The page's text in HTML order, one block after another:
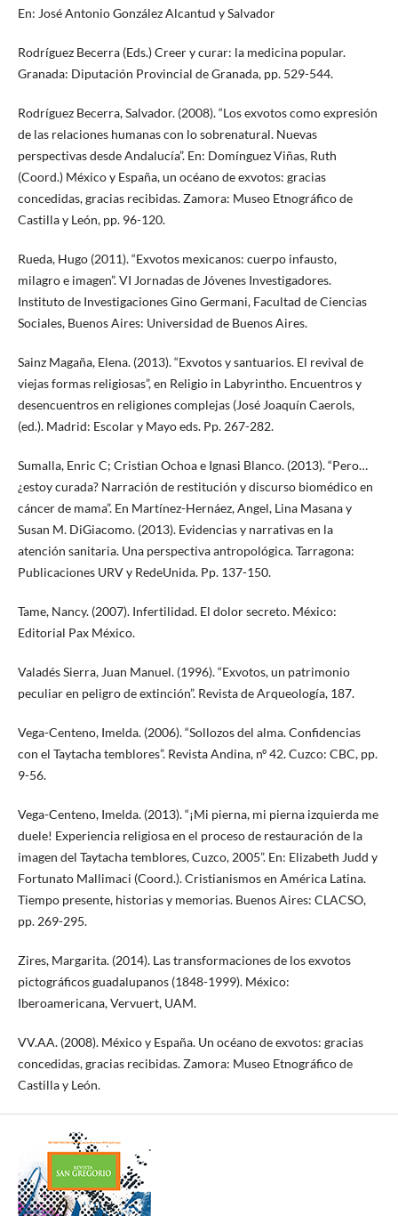
En: José Antonio González Alcantud y Salvador
Rodríguez Becerra (Eds.) Creer y curar: la medicina popular.
Granada: Diputación Provincial de Granada, pp. 529-544.
Rodríguez Becerra, Salvador. (2008). “Los exvotos como expresión
de las relaciones humanas con lo sobrenatural. Nuevas
perspectivas desde Andalucía”. En: Domínguez Viñas, Ruth
(Coord.) México y España, un océano de exvotos: gracias
concedidas, gracias recibidas. Zamora: Museo Etnográfico de
Castilla y León, pp. 96-120.
Rueda, Hugo (2011). “Exvotos mexicanos: cuerpo infausto,
milagro e imagen”. VI Jornadas de Jóvenes Investigadores.
Instituto de Investigaciones Gino Germani, Facultad de Ciencias
Sociales, Buenos Aires: Universidad de Buenos Aires.
Sainz Magaña, Elena. (2013). “Exvotos y santuarios. El revival de
viejas formas religiosas”, en Religio in Labyrintho. Encuentros y
desencuentros en religiones complejas (José Joaquín Caerols,
(ed.). Madrid: Escolar y Mayo eds. Pp. 267-282.
Sumalla, Enric C; Cristian Ochoa e Ignasi Blanco. (2013). “Pero…
¿estoy curada? Narración de restitución y discurso biomédico en
cáncer de mama”. En Martínez-Hernáez, Angel, Lina Masana y
Susan M. DiGiacomo. (2013). Evidencias y narrativas en la
atención sanitaria. Una perspectiva antropológica. Tarragona:
Publicaciones URV y RedeUnida. Pp. 137-150.
Tame, Nancy. (2007). Infertilidad. El dolor secreto. México:
Editorial Pax México.
Valadés Sierra, Juan Manuel. (1996). “Exvotos, un patrimonio
peculiar en peligro de extinción”. Revista de Arqueología, 187.
Vega-Centeno, Imelda. (2006). “Sollozos del alma. Confidencias
con el Taytacha temblores”. Revista Andina, nº 42. Cuzco: CBC, pp.
9-56.
Vega-Centeno, Imelda. (2013). “¡Mi pierna, mi pierna izquierda me
duele! Experiencia religiosa en el proceso de restauración de la
imagen del Taytacha temblores, Cuzco, 2005”. En: Elizabeth Judd y
Fortunato Mallimaci (Coord.). Cristianismos en América Latina.
Tiempo presente, historias y memorias. Buenos Aires: CLACSO,
pp. 269-295.
Zires, Margarita. (2014). Las transformaciones de los exvotos
pictográficos guadalupanos (1848-1999). México:
Iberoamericana, Vervuert, UAM.
VV.AA. (2008). México y España. Un océano de exvotos: gracias
concedidas, gracias recibidas. Zamora: Museo Etnográfico de
Castilla y León.